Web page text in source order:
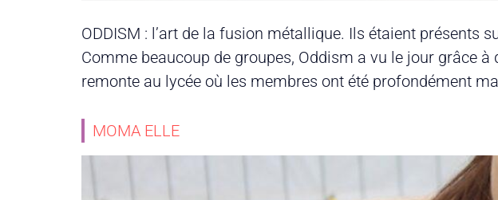
ODDISM : l’art de la fusion métallique. Ils étaient présents
Comme beaucoup de groupes, Oddism a vu le jour grâce
remonte au lycée où les membres ont été profondément
MOMA ELLE